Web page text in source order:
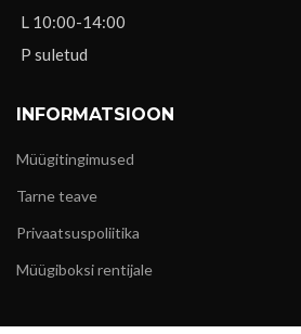
L 10:00-14:00
P suletud
INFORMATSIOON
Müügitingimused
Tarne teave
Privaatsuspoliitika
Müügiboksi rentijale